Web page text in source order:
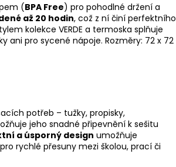
(BPA Free) pro pohodlné držení a
až 20 hodin, což z ní činí perfektního
kolekce VERDE a termoska splňuje
ani pro sycené nápoje. Rozměry: 72 x 72
potřeb – tužky, propisky,
jeho snadné připevnění k sešitu
a úsporný design umožňuje
rychlé přesuny mezi školou, prací či